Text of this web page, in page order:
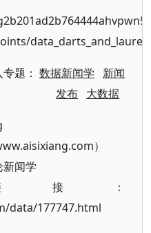
题：数据新闻学
新闻
发布 大数据
）
新闻学
接：
data/177747.html